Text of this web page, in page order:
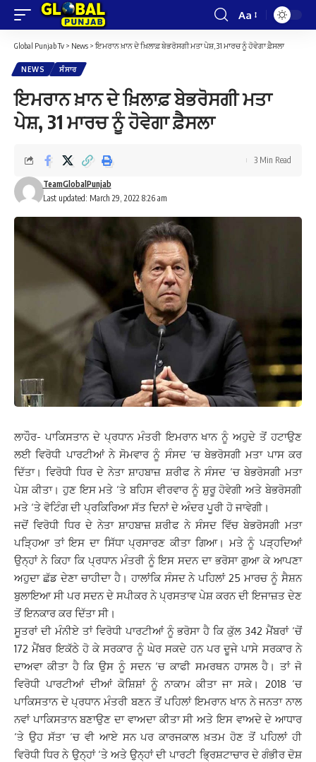
Font
Resizer
Aa
Global Punjab Tv > News >ਇਮਰਾਨ ਖ਼ਾਨ ਦੇ ਖ਼ਿਲਾਫ਼ ਬੇਭਰੋਸਗੀ ਮਤਾ ਪੇਸ਼, 31 ਮਾਰਚ ਨੂੰ ਹੋਵੇਗਾ ਫ਼ੈਸਲਾ
NEWS ਸੰਸਾਰ
ਇਮਰਾਨ ਖ਼ਾਨ ਦੇ ਖ਼ਿਲਾਫ਼ ਬੇਭਰੋਸਗੀ ਮਤਾ
ਪੇਸ਼, 31 ਮਾਰਚ ਨੂੰ ਹੋਵੇਗਾ ਫ਼ੈਸਲਾ
Last updated: March 29, 2022 8:26 am
TeamGlobalPunjab
3 Min Read
ਲਾਹੌਰ- ਪਾਕਿਸਤਾਨ ਦੇ ਪ੍ਰਧਾਨ ਮੰਤਰੀ ਇਮਰਾਨ ਖਾਨ ਨੂੰ ਅਹੁਦੇ ਤੋਂ ਹਟਾਉਣ
ਲਈ ਵਿਰੋਧੀ ਪਾਰਟੀਆਂ ਨੇ ਸੋਮਵਾਰ ਨੂੰ ਸੰਸਦ ‘ਚ ਬੇਭਰੋਸਗੀ ਮਤਾ ਪਾਸ ਕਰ
ਦਿੱਤਾ। ਵਿਰੋਧੀ ਧਿਰ ਦੇ ਨੇਤਾ ਸ਼ਾਹਬਾਜ਼ ਸ਼ਰੀਫ ਨੇ ਸੰਸਦ ‘ਚ ਬੇਭਰੋਸਗੀ ਮਤਾ
ਪੇਸ਼ ਕੀਤਾ। ਹੁਣ ਇਸ ਮਤੇ ‘ਤੇ ਬਹਿਸ ਵੀਰਵਾਰ ਨੂੰ ਸ਼ੁਰੂ ਹੋਵੇਗੀ ਅਤੇ ਬੇਭਰੋਸਗੀ
ਮਤੇ ‘ਤੇ ਵੋਟਿੰਗ ਦੀ ਪ੍ਰਕਿਰਿਆ ਸੱਤ ਦਿਨਾਂ ਦੇ ਅੰਦਰ ਪੂਰੀ ਹੋ ਜਾਵੇਗੀ।
ਜਦੋਂ ਵਿਰੋਧੀ ਧਿਰ ਦੇ ਨੇਤਾ ਸ਼ਾਹਬਾਜ਼ ਸ਼ਰੀਫ ਨੇ ਸੰਸਦ ਵਿੱਚ ਬੇਭਰੋਸਗੀ ਮਤਾ
ਪੜ੍ਹਿਆ ਤਾਂ ਇਸ ਦਾ ਸਿੱਧਾ ਪ੍ਰਸਾਰਣ ਕੀਤਾ ਗਿਆ। ਮਤੇ ਨੂੰ ਪੜ੍ਹਦਿਆਂ
ਉਨ੍ਹਾਂ ਨੇ ਕਿਹਾ ਕਿ ਪ੍ਰਧਾਨ ਮੰਤਰੀ ਨੂੰ ਇਸ ਸਦਨ ਦਾ ਭਰੋਸਾ ਗੁਆ ਕੇ ਆਪਣਾ
ਅਹੁਦਾ ਛੱਡ ਦੇਣਾ ਚਾਹੀਦਾ ਹੈ। ਹਾਲਾਂਕਿ ਸੰਸਦ ਨੇ ਪਹਿਲਾਂ 25 ਮਾਰਚ ਨੂੰ ਸੈਸ਼ਨ
ਬੁਲਾਇਆ ਸੀ ਪਰ ਸਦਨ ਦੇ ਸਪੀਕਰ ਨੇ ਪ੍ਰਸਤਾਵ ਪੇਸ਼ ਕਰਨ ਦੀ ਇਜਾਜ਼ਤ ਦੇਣ
ਤੋਂ ਇਨਕਾਰ ਕਰ ਦਿੱਤਾ ਸੀ।
ਸੂਤਰਾਂ ਦੀ ਮੰਨੀਏ ਤਾਂ ਵਿਰੋਧੀ ਪਾਰਟੀਆਂ ਨੂੰ ਭਰੋਸਾ ਹੈ ਕਿ ਕੁੱਲ 342 ਮੈਂਬਰਾਂ ‘ਚੋਂ
172 ਮੈਂਬਰ ਇਕੱਠੇ ਹੋ ਕੇ ਸਰਕਾਰ ਨੂੰ ਘੇਰ ਸਕਦੇ ਹਨ ਪਰ ਦੂਜੇ ਪਾਸੇ ਸਰਕਾਰ ਨੇ
ਦਾਅਵਾ ਕੀਤਾ ਹੈ ਕਿ ਉਸ ਨੂੰ ਸਦਨ ‘ਚ ਕਾਫੀ ਸਮਰਥਨ ਹਾਸਲ ਹੈ। ਤਾਂ ਜੋ
ਵਿਰੋਧੀ ਪਾਰਟੀਆਂ ਦੀਆਂ ਕੋਸ਼ਿਸ਼ਾਂ ਨੂੰ ਨਾਕਾਮ ਕੀਤਾ ਜਾ ਸਕੇ। 2018 ‘ਚ
ਪਾਕਿਸਤਾਨ ਦੇ ਪ੍ਰਧਾਨ ਮੰਤਰੀ ਬਣਨ ਤੋਂ ਪਹਿਲਾਂ ਇਮਰਾਨ ਖਾਨ ਨੇ ਜਨਤਾ ਨਾਲ
ਨਵਾਂ ਪਾਕਿਸਤਾਨ ਬਣਾਉਣ ਦਾ ਵਾਅਦਾ ਕੀਤਾ ਸੀ ਅਤੇ ਇਸ ਵਾਅਦੇ ਦੇ ਆਧਾਰ
‘ਤੇ ਉਹ ਸੱਤਾ ‘ਚ ਵੀ ਆਏ ਸਨ ਪਰ ਕਾਰਜਕਾਲ ਖ਼ਤਮ ਹੋਣ ਤੋਂ ਪਹਿਲਾਂ ਹੀ
ਵਿਰੋਧੀ ਧਿਰ ਨੇ ਉਨ੍ਹਾਂ ‘ਤੇ ਅਤੇ ਉਨ੍ਹਾਂ ਦੀ ਪਾਰਟੀ ਭ੍ਰਿਸ਼ਟਾਚਾਰ ਦੇ ਗੰਭੀਰ ਦੋਸ਼